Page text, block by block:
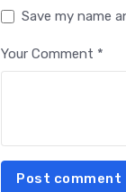
Save my name
Your Comment *
Post comment